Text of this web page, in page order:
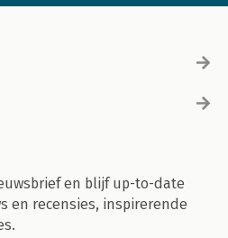
en blijf up-to-date
en recensies, inspirerende